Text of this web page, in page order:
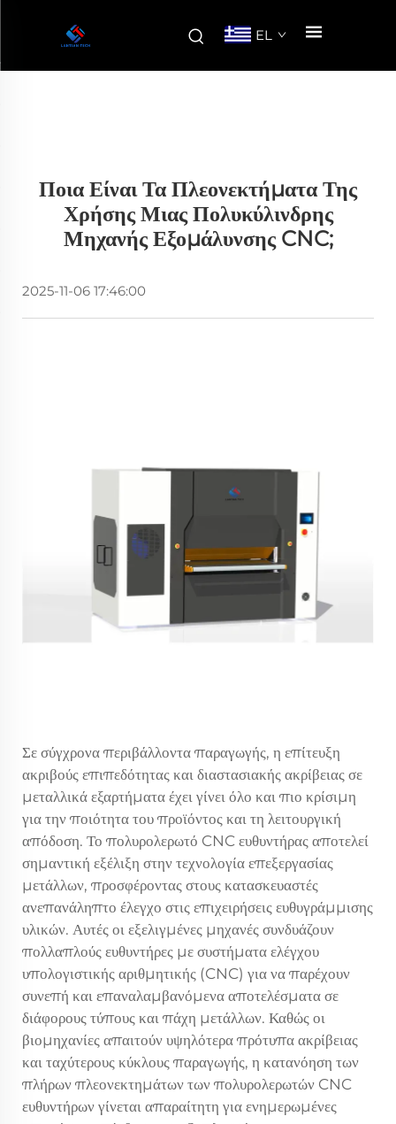
EL
Ποια Είναι Τα Πλεονεκτήματα Της
Χρήσης Μιας Πολυκύλινδρης
Μηχανής Εξομάλυνσης CNC;
2025-11-06 17:46:00
Σε σύγχρονα περιβάλλοντα παραγωγής, η επίτευξη
ακριβούς επιπεδότητας και διαστασιακής ακρίβειας σε
μεταλλικά εξαρτήματα έχει γίνει όλο και πιο κρίσιμη
για την ποιότητα του προϊόντος και τη λειτουργική
απόδοση. Το πολυρολερωτό CNC ευθυντήρας αποτελεί
σημαντική εξέλιξη στην τεχνολογία επεξεργασίας
μετάλλων, προσφέροντας στους κατασκευαστές
ανεπανάληπτο έλεγχο στις επιχειρήσεις ευθυγράμμισης
υλικών. Αυτές οι εξελιγμένες μηχανές συνδυάζουν
πολλαπλούς ευθυντήρες με συστήματα ελέγχου
υπολογιστικής αριθμητικής (CNC) για να παρέχουν
συνεπή και επαναλαμβανόμενα αποτελέσματα σε
διάφορους τύπους και πάχη μετάλλων. Καθώς οι
βιομηχανίες απαιτούν υψηλότερα πρότυπα ακρίβειας
και ταχύτερους κύκλους παραγωγής, η κατανόηση των
πλήρων πλεονεκτημάτων των πολυρολερωτών CNC
ευθυντήρων γίνεται απαραίτητη για ενημερωμένες